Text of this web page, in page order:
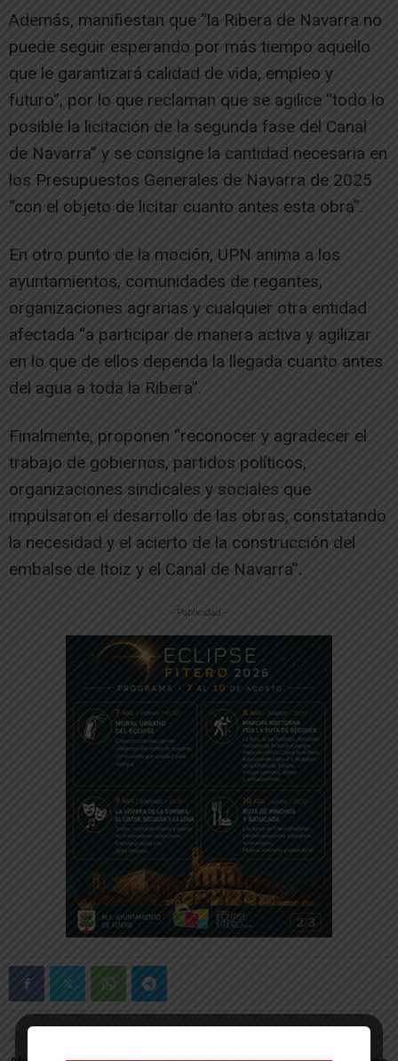
Además, manifiestan que “la Ribera de Navarra no
puede seguir esperando por más tiempo aquello
que le garantizará calidad de vida, empleo y
futuro”, por lo que reclaman que se agilice “todo lo
posible la licitación de la segunda fase del Canal
de Navarra” y se consigne la cantidad necesaria en
los Presupuestos Generales de Navarra de 2025
“con el objeto de licitar cuanto antes esta obra”.
En otro punto de la moción, UPN anima a los
ayuntamientos, comunidades de regantes,
organizaciones agrarias y cualquier otra entidad
afectada “a participar de manera activa y agilizar
en lo que de ellos dependa la llegada cuanto antes
del agua a toda la Ribera”.
Finalmente, proponen “reconocer y agradecer el
trabajo de gobiernos, partidos políticos,
organizaciones sindicales y sociales que
impulsaron el desarrollo de las obras, constatando
la necesidad y el acierto de la construcción del
embalse de Itoiz y el Canal de Navarra”.
-- Publicidad --
Artículo anterior Artículo siguiente